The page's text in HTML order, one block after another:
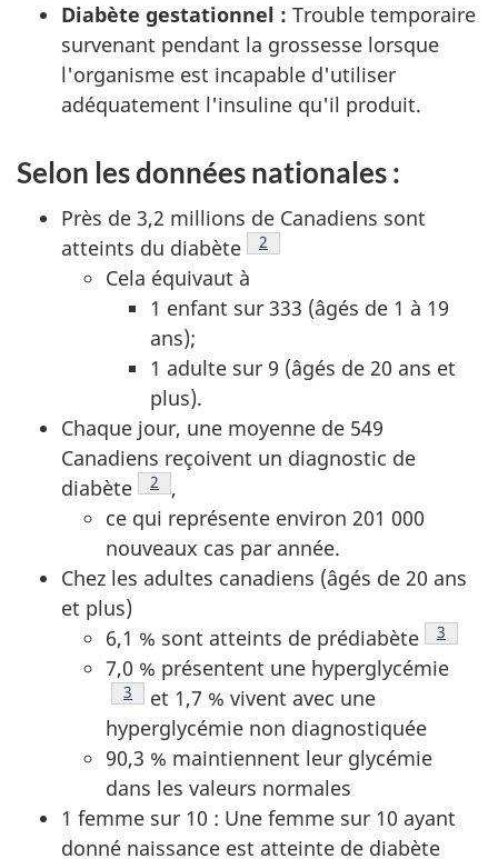
Diabète gestationnel : Trouble temporaire
survenant pendant la grossesse lorsque
l'organisme est incapable d'utiliser
adéquatement l'insuline qu'il produit.
Selon les données nationales :
Près de 3,2 millions de Canadiens sont
atteints du diabète
Note de bas de page
2
Cela équivaut à
1 enfant sur 333 (âgés de 1 à 19
ans);
1 adulte sur 9 (âgés de 20 ans et
plus).
Chaque jour, une moyenne de 549
Canadiens reçoivent un diagnostic de
diabète
Note de bas de page
2
,
ce qui représente environ 201 000
nouveaux cas par année.
Chez les adultes canadiens (âgés de 20 ans
et plus)
6,1 % sont atteints de prédiabète
Note
3
7,0 % présentent une hyperglycémie
Note de bas de page
3
et 1,7 % vivent avec une
hyperglycémie non diagnostiquée
90,3 % maintiennent leur glycémie
dans les valeurs normales
1 femme sur 10 : Une femme sur 10 ayant
donné naissance est atteinte de diabète